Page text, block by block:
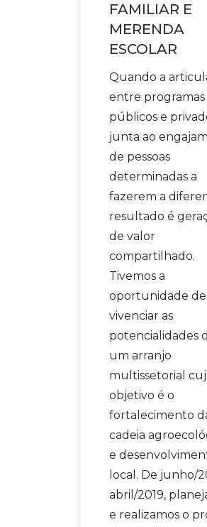
FAMILIAR E
MERENDA
ESCOLAR
Quando a
entre programas
públicos e
junta ao
de pessoas
determinadas a
fazerem a
resultado é
de valor
compartilhado.
Tivemos a
oportunidade de
vivenciar as
potencialidades
um arranjo
multissetorial
objetivo é o
fortalecimento
cadeia
e
local. De junho/
abril/2019,
e realizamos o